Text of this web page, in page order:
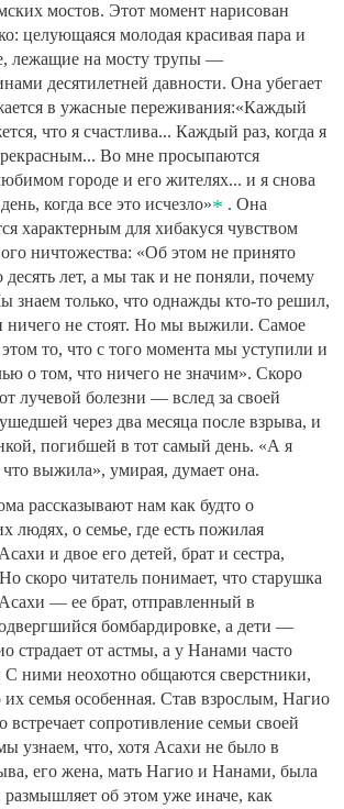
мостов. Этот момент нарисован
целующаяся молодая красивая пара и
лежащие на мосту трупы —
десятилетней давности. Она убегает
в ужасные переживания:«Каждый
что я счастлива... Каждый раз, когда я
Во мне просыпаются
городе и его жителях... и я снова
когда все это исчезло»
. Она
характерным для хибакуся чувством
ничтожества: «Об этом не принято
лет, а мы так и не поняли, почему
знаем только, что однажды кто-то решил,
ничего не стоят. Но мы выжили. Самое
то, что с того момента мы уступили и
о том, что ничего не значим». Скоро
лучевой болезни — вслед за своей
через два месяца после взрыва, и
погибшей в тот самый день. «А я
что выжила», умирая, думает она.
рассказывают нам как будто о
людях, о семье, где есть пожилая
и двое его детей, брат и сестра,
скоро читатель понимает, что старушка
— ее брат, отправленный в
бомбардировке, а дети —
страдает от астмы, а у Нанами часто
С ними неохотно общаются сверстники,
их семья особенная. Став взрослым, Нагио
встречает сопротивление семьи своей
узнаем, что, хотя Асахи не было в
его жена, мать Нагио и Нанами, была
об этом уже иначе, как